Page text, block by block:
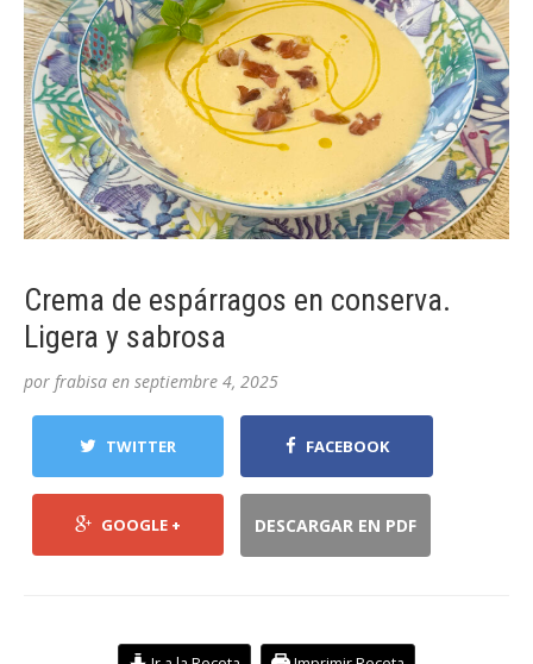
Crema de espárragos en conserva.
Ligera y sabrosa
por frabisa en septiembre 4, 2025
TWITTER FACEBOOK
GOOGLE + DESCARGAR EN PDF